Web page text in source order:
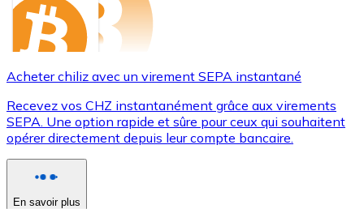
Acheter chiliz avec un virement SEPA instantané
Recevez vos CHZ instantanément grâce aux virements
SEPA. Une option rapide et sûre pour ceux qui souhaitent
opérer directement depuis leur compte bancaire.
En savoir plus